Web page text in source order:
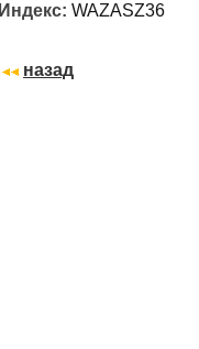
Индекс: WAZASZ36
назад